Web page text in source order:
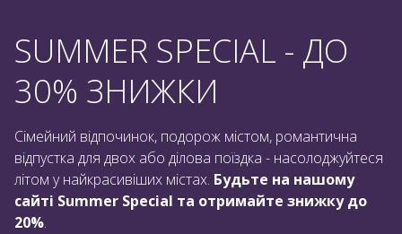
SUMMER SPECIAL - ДО
30% ЗНИЖКИ
Сімейний відпочинок, подорож містом, романтична
відпустка для двох або ділова поїздка - насолоджуйтеся
літом у найкрасивіших містах. Будьте на нашому
сайті Summer Special та отримайте знижку до
20%.